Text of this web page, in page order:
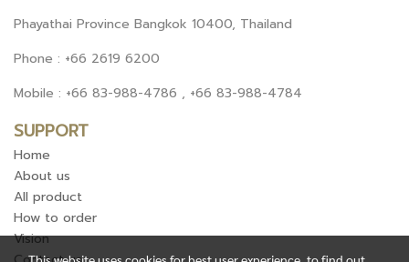
Phayathai Province Bangkok 10400, Thailand
Phone : +66 2619 6200
Mobile : +66 83-988-4786 , +66 83-988-4784
SUPPORT
Home
About us
All product
How to order
Vision